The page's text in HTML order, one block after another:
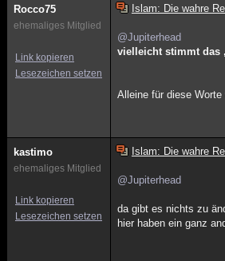
Rocco75
ehemaliges Mitglied
Link kopieren
Lesezeichen setzen
Islam: Die wahre
@Jupiterhead
vielleicht stimmt das
Alleine für diese
kastimo
ehemaliges Mitglied
Link kopieren
Lesezeichen setzen
Islam: Die wahre
@Jupiterhead
da gibt es nichts zu
hier haben ein ganz